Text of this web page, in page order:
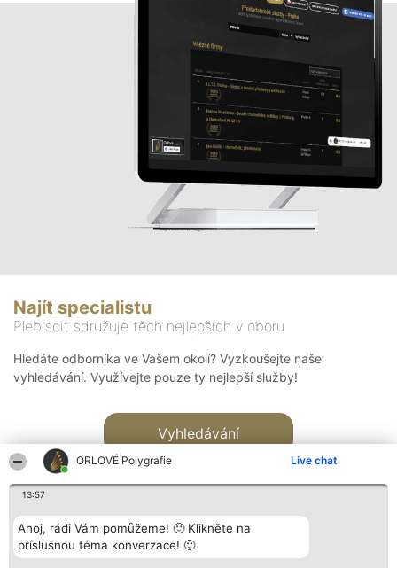
ORLOVÉ Polygrafie Live chat
13:57
Ahoj, rádi Vám pomůžeme! 🙂 Klikněte na
příslušnou téma konverzace! 🙂
Najít specialistu
Plebiscit sdružuje těch nejlepších v oboru
Hledáte odborníka ve Vašem okolí? Vyzkoušejte naše
vyhledávání. Využívejte pouze ty nejlepší služby!
Vyhledávání